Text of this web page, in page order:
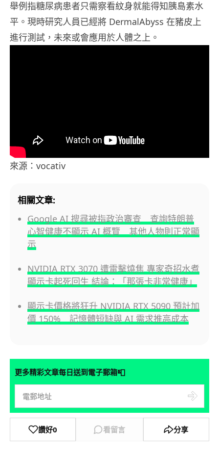
舉例指糖尿病患者只需察看紋身就能得知胰島素水
平。現時研究人員已經將 DermalAbyss 在豬皮上
進行測試，未來或會應用於人體之上。
來源：vocativ
相關文章:
Google AI 搜尋被指政治審查 查詢特朗普
心智健康不顯示 AI 概覽 其他人物則正常顯
示
NVIDIA RTX 3070 遭雷擊燒焦 專家奇招水煮
顯示卡起死回生 結論：「那張卡非常健康」
顯示卡價格將狂升 NVIDIA RTX 5090 預計加
價 150% 記憶體短缺與 AI 需求推高成本
更多精彩文章每日送到電子郵箱📮
讚好0 看留言 分享